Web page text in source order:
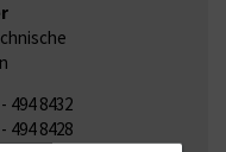
494 8432
494 8428